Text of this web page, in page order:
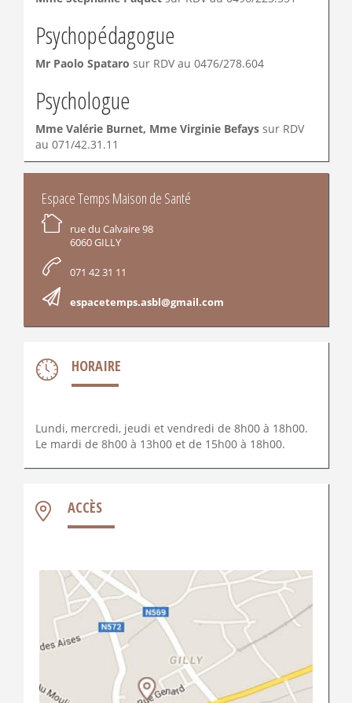
Psychopédagogue
Mr Paolo Spataro sur RDV au 0476/278.604
Psychologue
Mme Valérie Burnet, Mme Virginie Befays sur RDV
au 071/42.31.11
INFORMATIONS
Espace Temps Maison de Santé
rue du Calvaire 98
6060 GILLY
071 42 31 11
espacetemps.asbl@gmail.com
HORAIRE
Lundi, mercredi, jeudi et vendredi de 8h00 à 18h00.
Le mardi de 8h00 à 13h00 et de 15h00 à 18h00.
ACCÈS